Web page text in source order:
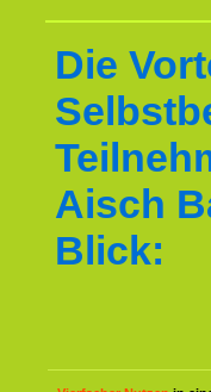
Die
Aisch
Blick: